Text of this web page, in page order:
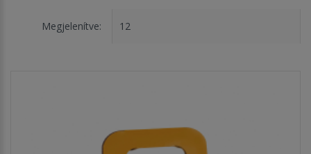
Megjelenítve: